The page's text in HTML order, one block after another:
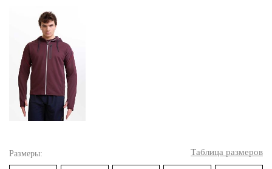
Размеры: Таблица размеров